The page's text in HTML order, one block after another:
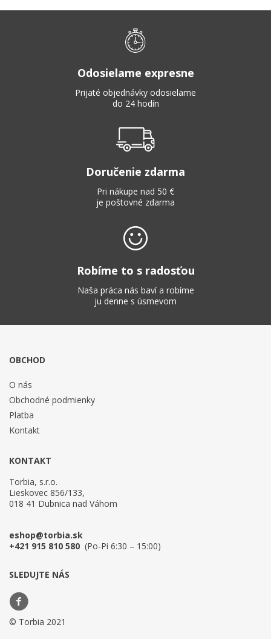
Odosielame expresne
Prijaté objednávky odosielame
do 24 hodín
Doručenie zdarma
Pri nákupe nad 50 €
je poštovné zdarma
Robíme to s radosťou
Naša práca nás baví a robíme
ju denne s úsmevom
OBCHOD
O nás
Obchodné podmienky
Platba
Kontakt
KONTAKT
Torbia, s.r.o.
Lieskovec 856/133,
018 41 Dubnica nad Váhom
eshop@torbia.sk
+421 915 810 580 (Po-Pi 6:30 – 15:00)
SLEDUJTE NÁS
© Torbia 2021